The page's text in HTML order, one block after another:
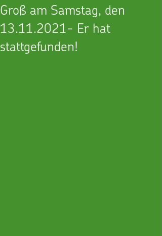
Groß am Samstag, den
13.11.2021- Er hat
stattgefunden!